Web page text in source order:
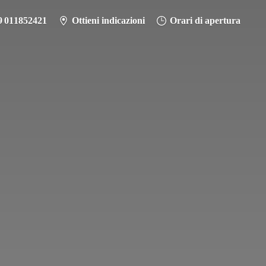
011852421 Ottieni indicazioni Orari di apertura